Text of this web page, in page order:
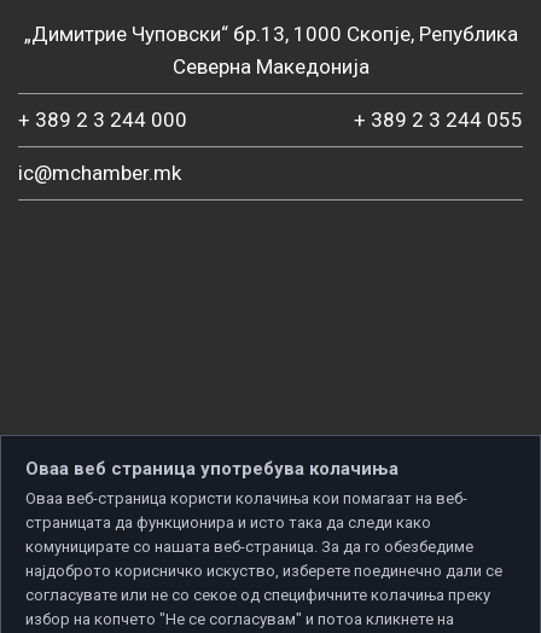
„Димитрие Чуповски“ бр.13, 1000 Скопје, Република
Северна Македонија
+ 389 2 3 244 000 + 389 2 3 244 055
ic@mchamber.mk
Оваа веб страница употребува колачиња
Оваа веб-страница користи колачиња кои помагаат на веб-
страницата да функционира и исто така да следи како
комуницирате со нашата веб-страница. За да го обезбедиме
најдоброто корисничко искуство, изберете поединечно дали се
согласувате или не со секое од специфичните колачиња преку
избор на копчето "Не се согласувам" и потоа кликнете на